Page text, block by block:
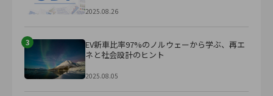
2025.08.26
3
EV新車比率97%のノルウェーから学ぶ、再エ
ネと社会設計のヒント
2025.08.05